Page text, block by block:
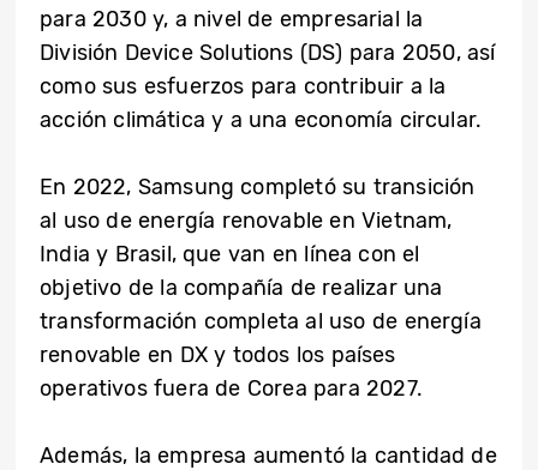
para 2030 y, a nivel de empresarial la
División Device Solutions (DS) para 2050, así
como sus esfuerzos para contribuir a la
acción climática y a una economía circular.
En 2022, Samsung completó su transición
al uso de energía renovable en Vietnam,
India y Brasil, que van en línea con el
objetivo de la compañía de realizar una
transformación completa al uso de energía
renovable en DX y todos los países
operativos fuera de Corea para 2027.
Además, la empresa aumentó la cantidad de